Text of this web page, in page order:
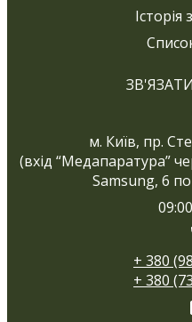
м. Київ, пр.
(вхід “Медапаратура”
Samsung, 6
+ 380
+ 380